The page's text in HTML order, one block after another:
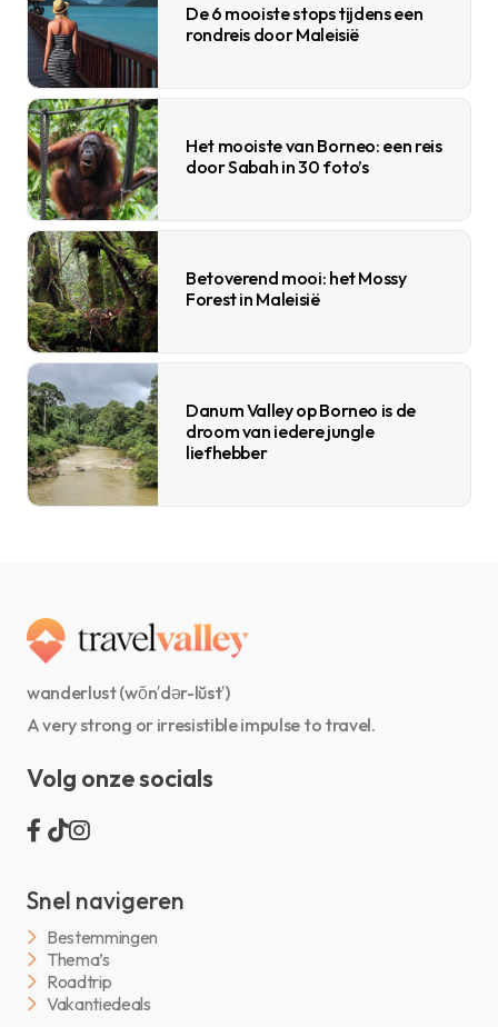
De 6 mooiste stops tijdens een
rondreis door Maleisië
Het mooiste van Borneo: een reis
door Sabah in 30 foto’s
Betoverend mooi: het Mossy
Forest in Maleisië
Danum Valley op Borneo is de
droom van iedere jungle
liefhebber
wanderlust (wŏn′dər-lŭst′)
A very strong or irresistible impulse to travel.
Volg onze socials
Snel navigeren
Bestemmingen
Thema’s
Roadtrip
Vakantiedeals